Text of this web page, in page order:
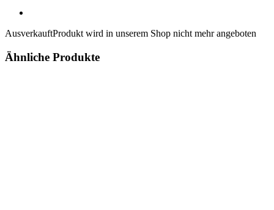
AusverkauftProdukt wird in unserem Shop nicht mehr angeboten
Ähnliche Produkte